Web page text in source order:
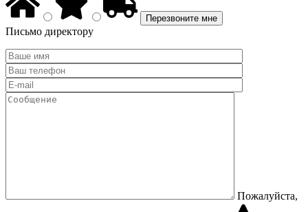
Письмо директору
Пожалуйста,